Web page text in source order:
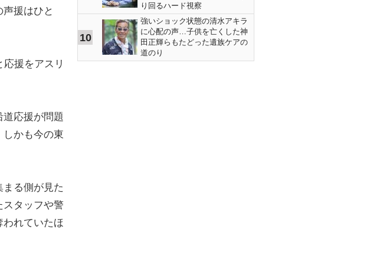
援はひと
援をアスリ
応援が問題
かも今の東
る側が見た
スタッフや警
れていたほ
り回るハード視察
10
強いショック状態の清水アキラ
に心配の声…子供を亡くした神
田正輝らもたどった遺族ケアの
道のり